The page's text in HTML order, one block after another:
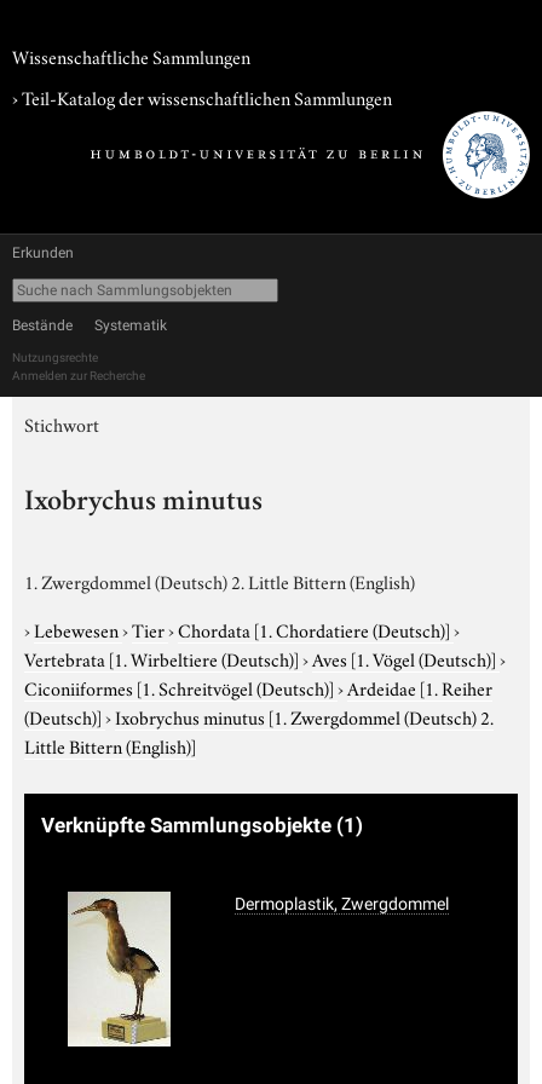
Wissenschaftliche Sammlungen
› Teil-Katalog der wissenschaftlichen Sammlungen
Erkunden
Bestände Systematik
Nutzungsrechte
Anmelden zur Recherche
Stichwort
Ixobrychus minutus
1. Zwergdommel (Deutsch) 2. Little Bittern (English)
›Lebewesen›Tier›Chordata [1. Chordatiere (Deutsch)]›
Vertebrata [1. Wirbeltiere (Deutsch)]›Aves [1. Vögel (Deutsch)]›
Ciconiiformes [1. Schreitvögel (Deutsch)]›Ardeidae [1. Reiher
(Deutsch)]›Ixobrychus minutus [1. Zwergdommel (Deutsch) 2.
Little Bittern (English)]
Verknüpfte Sammlungsobjekte (1)
Dermoplastik, Zwergdommel